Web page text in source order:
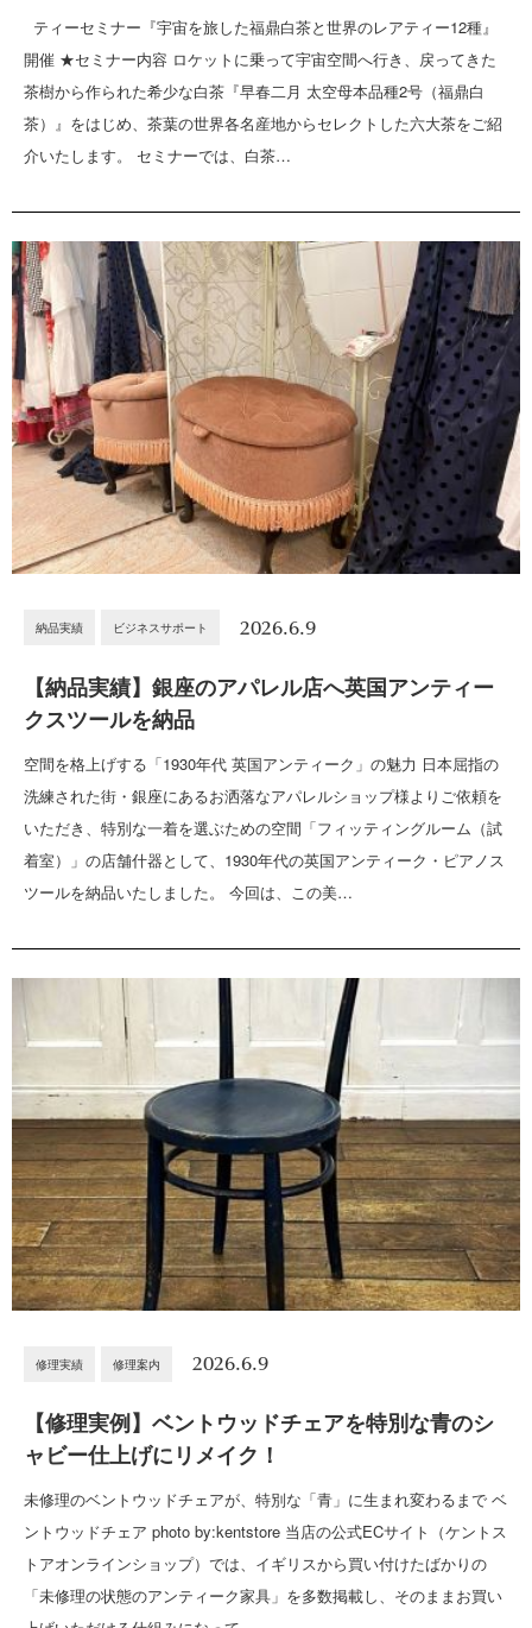
ティーセミナー『宇宙を旅した福鼎白茶と世界のレアティー12種』
開催 ★セミナー内容 ロケットに乗って宇宙空間へ行き、戻ってきた
茶樹から作られた希少な白茶『早春二月 太空母本品種2号（福鼎白
茶）』をはじめ、茶葉の世界各名産地からセレクトした六大茶をご紹
介いたします。 セミナーでは、白茶…
納品実績 ビジネスサポート 2026.6.9
【納品実績】銀座のアパレル店へ英国アンティー
クスツールを納品
空間を格上げする「1930年代 英国アンティーク」の魅力 日本屈指の
洗練された街・銀座にあるお洒落なアパレルショップ様よりご依頼を
いただき、特別な一着を選ぶための空間「フィッティングルーム（試
着室）」の店舗什器として、1930年代の英国アンティーク・ピアノス
ツールを納品いたしました。 今回は、この美…
修理実績 修理案内 2026.6.9
【修理実例】ベントウッドチェアを特別な青のシ
ャビー仕上げにリメイク！
未修理のベントウッドチェアが、特別な「青」に生まれ変わるまで ベ
ントウッドチェア photo by:kentstore 当店の公式ECサイト（ケントス
トアオンラインショップ）では、イギリスから買い付けたばかりの
「未修理の状態のアンティーク家具」を多数掲載し、そのままお買い